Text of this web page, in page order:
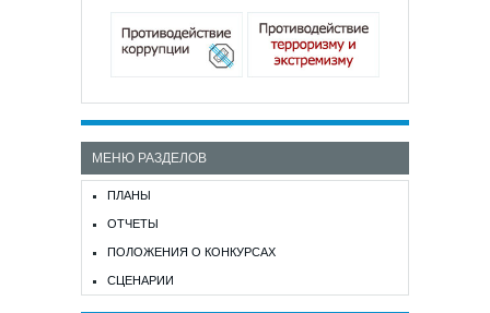
МЕНЮ РАЗДЕЛОВ
ПЛАНЫ
ОТЧЕТЫ
ПОЛОЖЕНИЯ О КОНКУРСАХ
СЦЕНАРИИ